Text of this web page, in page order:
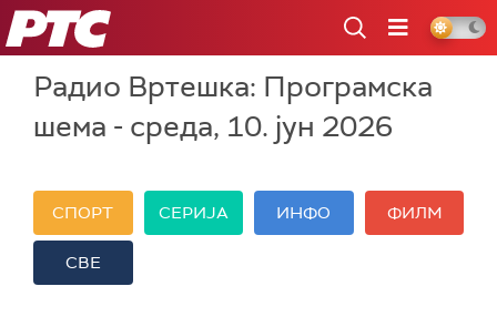
РТС
Радио Вртешка: Програмска
шема - среда, 10. јун 2026
СПОРТ СЕРИЈА ИНФО ФИЛМ
СВЕ